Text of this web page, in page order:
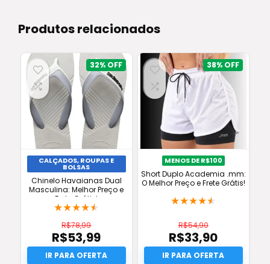
Produtos relacionados
32%
CALÇADOS, ROUPAS E
BOLSAS
Chinelo Havaianas Dual
Masculina: Melhor Preço e
Frete Grátis!
★★★★★
R$78,99
O
preço
original
R$53,99
O
preço
38%
MENOS DE R$100
Short Duplo Academia .mm:
O Melhor Preço e Frete Grátis!
★★★★★
R$54,90
O
preço
original
R$33,90
O
preço